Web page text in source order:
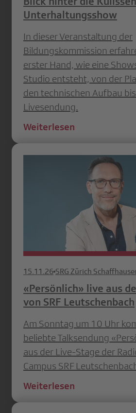
Unterhaltungsshow
In dieser Veranstaltung der
Bildungskommission
erster Hand, wie eine
Studio entsteht, von der
den technischen Aufbau
Livesendung.
Weiterlesen
15.11.26 SRG Zürich
«Persönlich» live aus
von SRF Leutschenbach
Am Sonntag um 10 Uhr
beliebte Talksendung
aus der Live-Stage der
Campus SRF
Weiterlesen